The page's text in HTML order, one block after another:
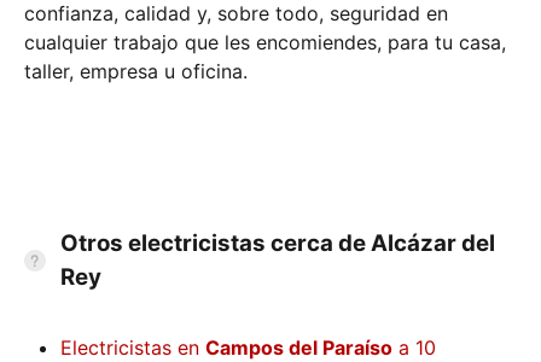
confianza, calidad y, sobre todo, seguridad en
cualquier trabajo que les encomiendes, para tu casa,
taller, empresa u oficina.
Otros electricistas cerca de Alcázar del
Rey
Electricistas en Campos del Paraíso a 10